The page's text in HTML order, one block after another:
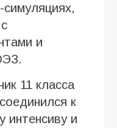
симуляциях,
и
11 класса
к
интенсиву и